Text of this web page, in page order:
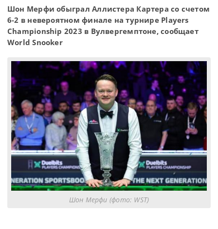
Шон Мерфи обыграл Аллистера Картера со счетом
6-2 в невероятном финале на турнире Players
Championship 2023 в Вулвергемптоне, сообщает
World Snooker
Шон Мерфи (фото: WST)